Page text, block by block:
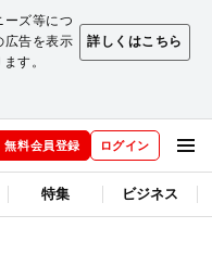
ーズ等につ
広告を表示
す。
詳しくはこちら
無料会員登録 ログイン
特集 ビジネス